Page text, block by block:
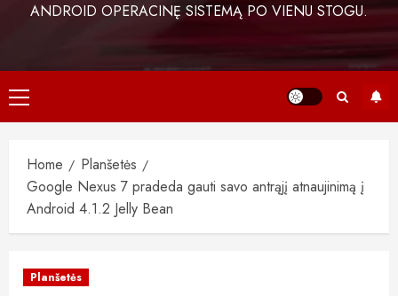
ANDROID OPERACINĘ SISTEMĄ PO VIENU STOGU.
Primary
Menu
Home
Planšetės
Google Nexus 7 pradeda gauti savo antrąjį atnaujinimą į
Android 4.1.2 Jelly Bean
Planšetės